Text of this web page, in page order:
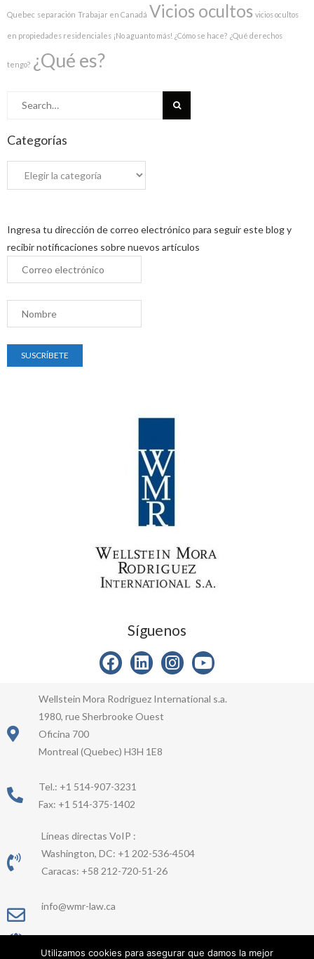
Quebec separación Trabajar en Canadá Vicios ocultos vicios ocultos
en propiedades residenciales ¡No aguanto más! ¿Cómo se hace? ¿Qué derechos
tengo? ¿Qué es?
Search
Categorías
Ingresa tu dirección de correo electrónico para seguir este blog y
recibir notificaciones sobre nuevos artículos
Síguenos
Wellstein Mora Rodriguez International s.a.
1980, rue Sherbrooke Ouest
Oficina 700
Montreal (Quebec) H3H 1E8
Tel.: +1 514-907-3231
Fax: +1 514-375-1402
Líneas directas VoIP :
Washington, DC: +1 202-536-4504
Caracas: +58 212-720-51-26
info@wmr-law.ca
Utilizamos cookies para asegurar que damos la mejor